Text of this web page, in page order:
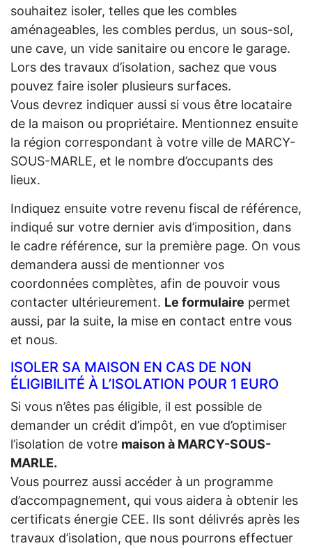
souhaitez isoler, telles que les combles
aménageables, les combles perdus, un sous-sol,
une cave, un vide sanitaire ou encore le garage.
Lors des travaux d’isolation, sachez que vous
pouvez faire isoler plusieurs surfaces.
Vous devrez indiquer aussi si vous être locataire
de la maison ou propriétaire. Mentionnez ensuite
la région correspondant à votre ville de MARCY-
SOUS-MARLE, et le nombre d’occupants des
lieux.
Indiquez ensuite votre revenu fiscal de référence,
indiqué sur votre dernier avis d’imposition, dans
le cadre référence, sur la première page. On vous
demandera aussi de mentionner vos
coordonnées complètes, afin de pouvoir vous
contacter ultérieurement. Le formulaire permet
aussi, par la suite, la mise en contact entre vous
et nous.
ISOLER SA MAISON EN CAS DE NON
ÉLIGIBILITÉ À L’ISOLATION POUR 1 EURO
Si vous n’êtes pas éligible, il est possible de
demander un crédit d’impôt, en vue d’optimiser
l’isolation de votre maison à MARCY-SOUS-
MARLE.
Vous pourrez aussi accéder à un programme
d’accompagnement, qui vous aidera à obtenir les
certificats énergie CEE. Ils sont délivrés après les
travaux d’isolation, que nous pourrons effectuer